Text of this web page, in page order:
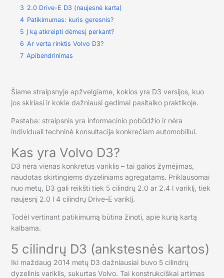
3 2.0 Drive-E D3 (naujesnė karta)
4 Patikimumas: kuris geresnis?
5 Į ką atkreipti dėmesį perkant?
6 Ar verta rinktis Volvo D3?
7 Apibendrinimas
Šiame straipsnyje apžvelgiame, kokios yra D3 versijos, kuo
jos skiriasi ir kokie dažniausi gedimai pasitaiko praktikoje.
Pastaba: straipsnis yra informacinio pobūdžio ir nėra
individuali techninė konsultacija konkrečiam automobiliui.
Kas yra Volvo D3?
D3 nėra vienas konkretus variklis – tai galios žymėjimas,
naudotas skirtingiems dyzeliniams agregatams. Priklausomai
nuo metų, D3 gali reikšti tiek 5 cilindrų 2.0 ar 2.4 l variklį, tiek
naujesnį 2.0 l 4 cilindrų Drive-E variklį.
Todėl vertinant patikimumą būtina žinoti, apie kurią kartą
kalbama.
5 cilindrų D3 (ankstesnės kartos)
Iki maždaug 2014 metų D3 dažniausiai buvo 5 cilindrų
dyzelinis variklis, sukurtas Volvo. Tai konstrukciškai artimas